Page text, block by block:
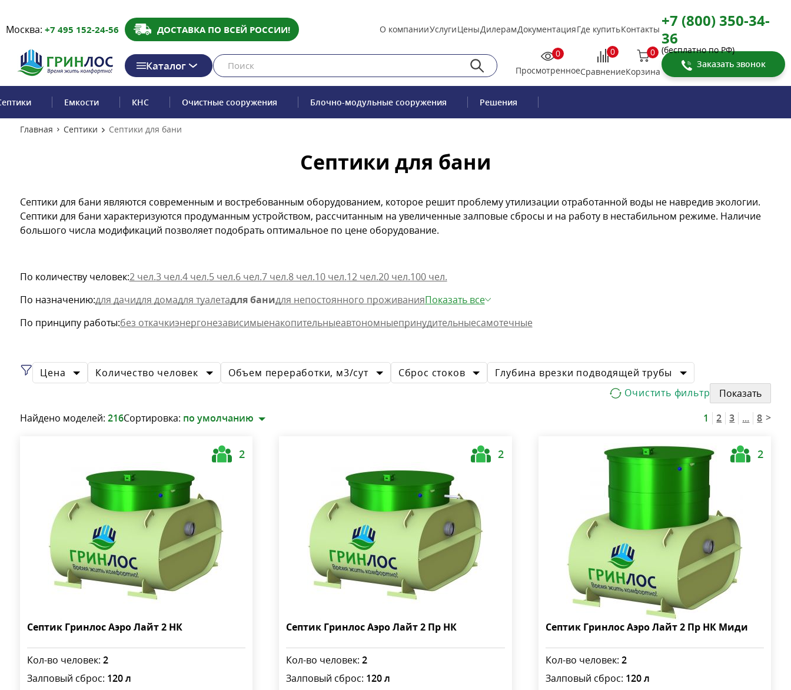
Москва: +7 495 152-24-56 ДОСТАВКА ПО ВСЕЙ РОССИИ! О компанииУслугиЦеныДилерамДокументацияГде купитьКонтакты +7 (800) 350-34-
36
(бесплатно по РФ)
Каталог
0
Просмотренное
0
Сравнение
0
Корзина
Заказать звонок
Емкости КНС Очистные сооружения Блочно-модульные сооружения Решения
Главная Септики Септики для бани
Септики для бани
Септики для бани являются современным и востребованным оборудованием, которое решит проблему утилизации отработанной воды не навредив экологии.
Септики для бани характеризуются продуманным устройством, рассчитанным на увеличенные залповые сбросы и на работу в нестабильном режиме. Наличие
большого числа модификаций позволяет подобрать оптимальное по цене оборудование.
По количеству человек:2 чел.3 чел.4 чел.5 чел.6 чел.7 чел.8 чел.10 чел.12 чел.20 чел.100 чел.
По назначению:для дачидля домадля туалетадля банидля непостоянного проживанияПоказать все
По принципу работы:без откачкиэнергонезависимыенакопительныеавтономныепринудительныесамотечные
Цена Количество человек Объем переработки, м3/сут Сброс стоков
Глубина врезки подводящей трубы
Показать
Найдено моделей: 216Сортировка: по умолчанию 1 2 3 ... 8 >
Септик Гринлос Аэро Лайт 2 НК
2
Кол-во человек: 2
Залповый сброс: 120 л
Септик Гринлос Аэро Лайт 2 Пр НК
2
Кол-во человек:2
Залповый сброс: 120 л
Септик Гринлос Аэро Лайт 2 Пр НК Миди
2
Кол-во человек: 2
Залповый сброс: 120 л